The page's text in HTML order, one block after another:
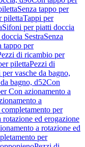
Senza tappo per
pilettaTappi per
Sifoni per piatti doccia
SestraSenza
tappo per
di ricambio per
pilettaPezzi di
vasche da bagno,
bagno, d52Con
Con azionamento a
a
per
ed erogazione
a rotazione ed
per